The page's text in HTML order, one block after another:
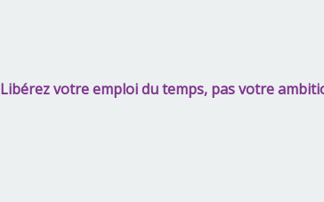
Libérez votre emploi du temps, pas votre